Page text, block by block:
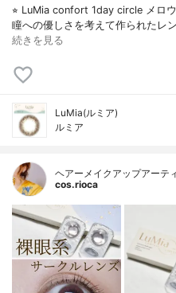
⭐︎ LuMia confort 1day circle メロ
瞳への優しさを考えて作られたレ
続きを見る
LuMia(ルミア)
ルミア
ヘアーメイクアップアーテ
cos.rioca